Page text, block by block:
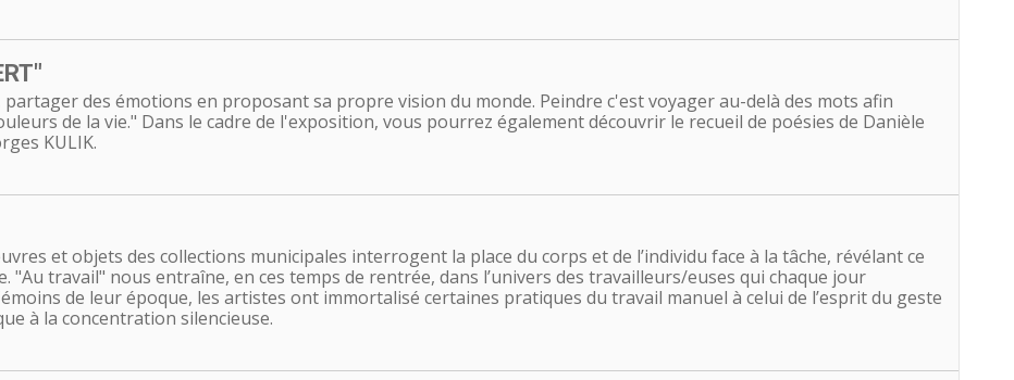
des émotions en proposant sa propre vision du monde. Peindre c'est voyager au-delà des mots afin
de la vie." Dans le cadre de l'exposition, vous pourrez également découvrir le recueil de poésies de Danièle
KULIK.
et objets des collections municipales interrogent la place du corps et de l’individu face à la tâche, révélant ce
"Au travail" nous entraîne, en ces temps de rentrée, dans l’univers des travailleurs/euses qui chaque jour
de leur époque, les artistes ont immortalisé certaines pratiques du travail manuel à celui de l’esprit du geste
à la concentration silencieuse.